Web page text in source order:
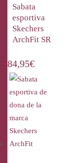
Sabata
esportiva
Skechers
ArchFit SR
84,95€